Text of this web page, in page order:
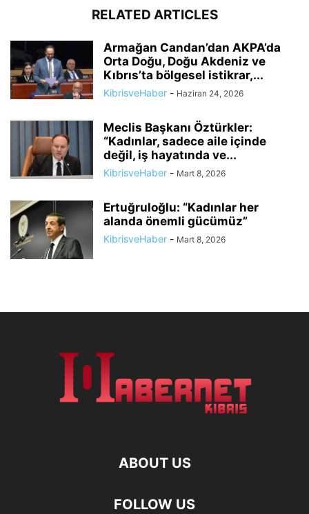
RELATED ARTICLES
Armağan Candan’dan AKPA’da
Orta Doğu, Doğu Akdeniz ve
Kıbrıs’ta bölgesel istikrar,...
KibrisveHaber - Haziran 24, 2026
Meclis Başkanı Öztürkler:
“Kadınlar, sadece aile içinde
değil, iş hayatında ve...
KibrisveHaber - Mart 8, 2026
Ertuğruloğlu: “Kadınlar her
alanda önemli gücümüz”
KibrisveHaber - Mart 8, 2026
ABOUT US
FOLLOW US